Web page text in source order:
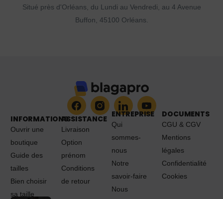
Situé près d'Orléans, du Lundi au Vendredi, au 4 Avenue
Buffon, 45100 Orléans.
INFORMATIONS
Ouvrir une
boutique
Guide des
tailles
Bien choisir
sa taille
ASSISTANCE
Livraison
Option
prénom
Conditions
de retour
ENTREPRISE
Qui
sommes-
nous
Notre
savoir-faire
Nous
DOCUMENTS
CGU & CGV
Mentions
légales
Confidentialité
Cookies